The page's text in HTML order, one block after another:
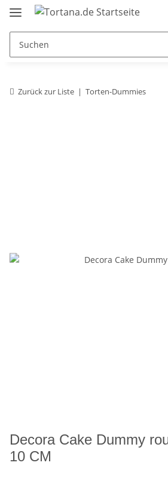
Zurück zur Liste Torten-Dummies
Decora Cake Dummy
10 CM